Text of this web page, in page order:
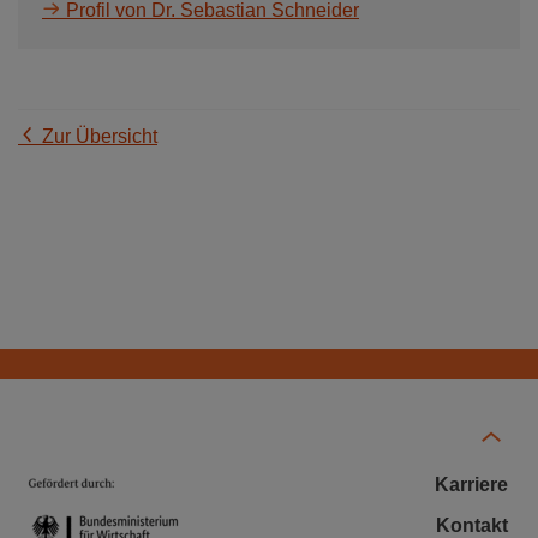
Profil von Dr. Sebastian Schneider
Zur Übersicht
Karriere
Kontakt